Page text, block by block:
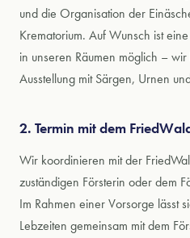
und die Organisation der
Krematorium. Auf Wunsch ist
in unseren Räumen möglich –
Ausstellung mit Särgen, Urnen
2. Termin mit dem
Wir koordinieren mit der
zuständigen Försterin oder dem
Im Rahmen einer Vorsorge lässt
Lebzeiten gemeinsam mit dem